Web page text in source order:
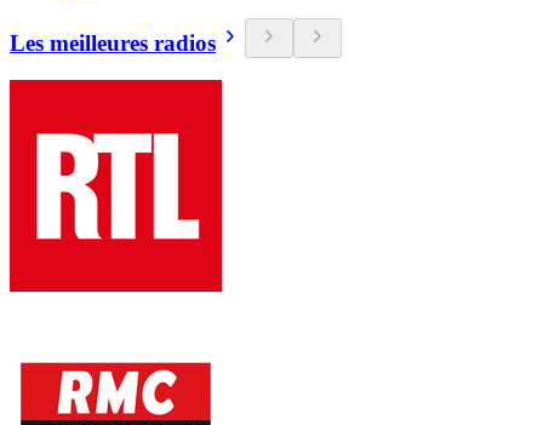
Les meilleures radios